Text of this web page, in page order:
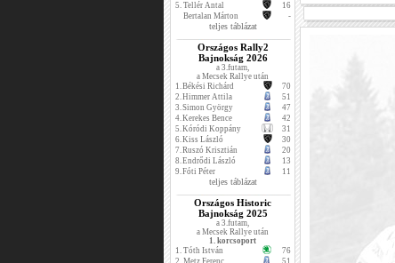
5. Tellér Antal
16
Bertalan Márton
-
teljes táblázat
Országos Rally2
Bajnokság 2026
a 3.futam,
a Mecsek Rallye után
1.Békési Richárd
70
2.Himmer Attila
51
3.Simon György
47
4.Kerekes Bence
42
5.Kóródi Koppány
31
6.Kiss László
30
7.Ruszó Krisztián
20
8.Endrődi László
13
9.Fóti Péter 11
teljes táblázat
Országos Historic
Bajnokság 2025
a 3.futam,
a Mecsek Rallye után
1. korcsoport
1. Tóth István
76
2. Metz Ferenc 51